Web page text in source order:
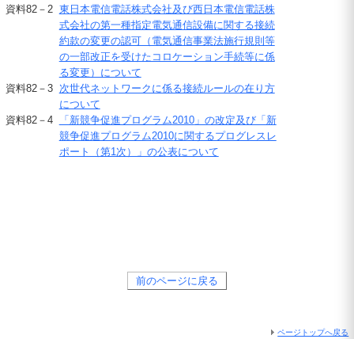
資料82－2 東日本電信電話株式会社及び西日本電信電話株
式会社の第一種指定電気通信設備に関する接続
約款の変更の認可（電気通信事業法施行規則等
の一部改正を受けたコロケーション手続等に係
る変更）について
資料82－3 次世代ネットワークに係る接続ルールの在り方
について
資料82－4 「新競争促進プログラム2010」の改定及び「新
競争促進プログラム2010に関するプログレスレ
ポート（第1次）」の公表について
前のページに戻る
ページトップへ戻る